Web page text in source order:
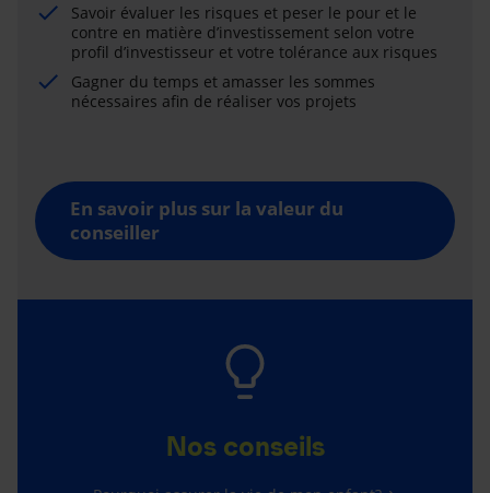
Savoir évaluer les risques et peser le pour et le
contre en matière d’investissement selon votre
profil d’investisseur et votre tolérance aux risques
Gagner du temps et amasser les sommes
nécessaires afin de réaliser vos projets
En savoir plus sur la valeur du
conseiller
Nos conseils